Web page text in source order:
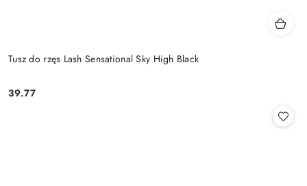
Tusz do rzęs Lash Sensational Sky High Black
Cena:
39.77